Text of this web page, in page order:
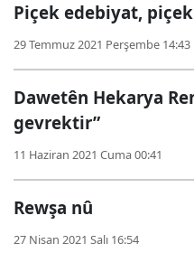
Piçek edebiyat,
29 Temmuz 2021 Perşembe 14:43
Dawetên Hekarya
gevrektir”
11 Haziran 2021 Cuma 00:41
Rewşa nû
27 Nisan 2021 Salı 16:54